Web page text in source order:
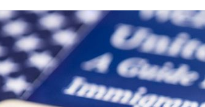
Великобритания
Венгрия